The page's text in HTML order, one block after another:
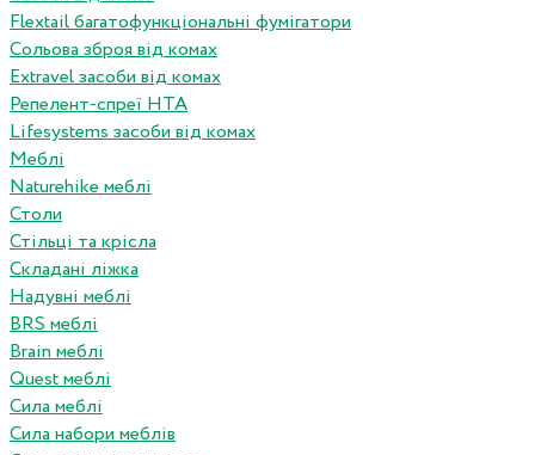
Flextail багатофункціональні фумігатори
Сольова зброя від комах
Extravel засоби від комах
Репелент-спреї HTA
Lifesystems засоби від комах
Меблі
Naturehike меблі
Столи
Стільці та крісла
Складані ліжка
Надувні меблі
BRS меблі
Brain меблі
Quest меблі
Сила меблі
Сила набори меблів